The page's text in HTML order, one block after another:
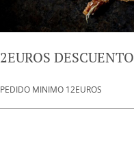
2EUROS DESCUENTO
PEDIDO MINIMO 12EUROS